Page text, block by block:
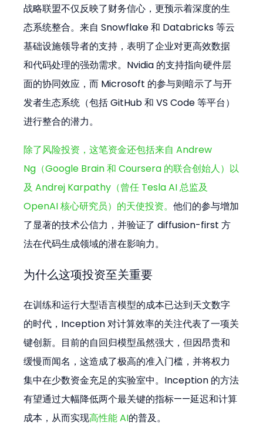
战略联盟不仅反映了财务信心，更预示着深度的生
态系统整合。来自 Snowflake 和 Databricks 等云
基础设施领导者的支持，表明了企业对更高效数据
和代码处理的强劲需求。Nvidia 的支持指向硬件层
面的协同效应，而 Microsoft 的参与则暗示了与开
发者生态系统（包括 GitHub 和 VS Code 等平台）
进行整合的潜力。
除了风险投资，这笔资金还包括来自 Andrew
Ng（Google Brain 和 Coursera 的联合创始人）以
及 Andrej Karpathy（曾任 Tesla AI 总监及
OpenAI 核心研究员）的天使投资。他们的参与增加
了显著的技术公信力，并验证了 diffusion-first 方
法在代码生成领域的潜在影响力。
为什么这项投资至关重要
在训练和运行大型语言模型的成本已达到天文数字
的时代，Inception 对计算效率的关注代表了一项关
键创新。目前的自回归模型虽然强大，但因昂贵和
缓慢而闻名，这造成了极高的准入门槛，并将权力
集中在少数资金充足的实验室中。Inception 的方法
有望通过大幅降低两个最关键的指标——延迟和计算
成本，从而实现高性能 AI的普及。